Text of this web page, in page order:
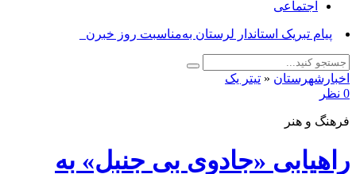
اجتماعی
پیام تبریک استاندار لرستان به‌مناسبت روز خبرنگار_
اخبارشهرستان « تیتر یک
0 نظر
فرهنگ و هنر
راهیابی «جادوی بی جنبل» به